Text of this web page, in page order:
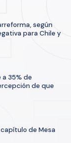
según
para Chile y
35% de
de que
capítulo de Mesa